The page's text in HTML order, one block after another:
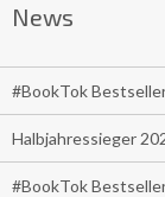
News
#BookTok
Halbjahressieger
#BookTok